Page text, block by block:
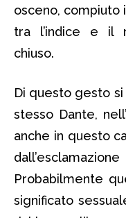
osceno, compiuto
tra l’indice e il
chiuso.
Di questo gesto
stesso Dante, nell’
anche in questo
Probabilmente
significato